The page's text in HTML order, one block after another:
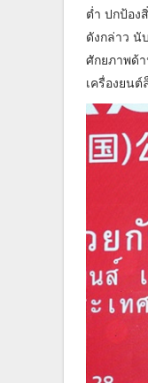
ต่ำ ปกป้อง
ดังกล่าว นั
ศักยภาพด้
เครื่องยน